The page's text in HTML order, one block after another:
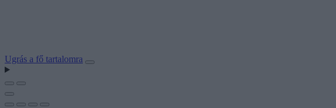
Ugrás a fő tartalomra